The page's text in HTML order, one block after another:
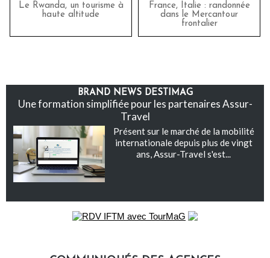
Le Rwanda, un tourisme à
haute altitude
France, Italie : randonnée
dans le Mercantour
frontalier
BRAND NEWS DESTIMAG
Une formation simplifiée pour les partenaires Assur-
Travel
Présent sur le marché de la mobilité
internationale depuis plus de vingt
ans, Assur-Travel s'est...